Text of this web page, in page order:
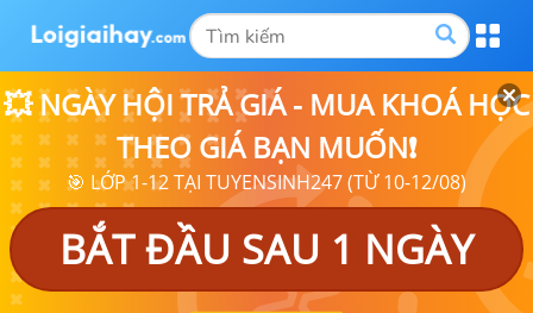
💥 NGÀY HỘI TRẢ GIÁ - MUA KHOÁ HỌC
THEO GIÁ BẠN MUỐN❗
🎯 LỚP 1-12 TẠI TUYENSINH247 (TỪ 10-12/08)
BẮT ĐẦU SAU 1 NGÀY